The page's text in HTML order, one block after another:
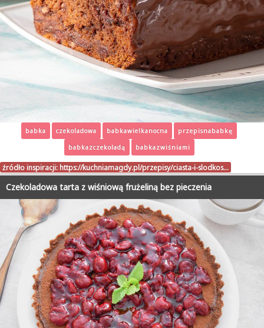
babka czekoladowa babkawielkanocna
przepisnababkę
babkazczekoladą
babkazwiśniami
źródło inspiracji: https://kuchniamagdy.pl/przepisy/ciasta-i-slodkos…
Czekoladowa tarta z wiśniową frużeliną bez pieczenia